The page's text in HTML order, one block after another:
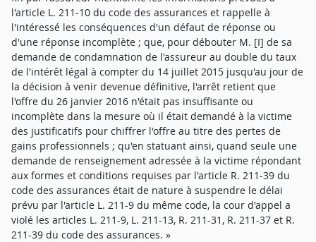
l'article L. 211-10 du code des assurances et rappelle à
l'intéressé les conséquences d'un défaut de réponse ou
d'une réponse incomplète ; que, pour débouter M. [I] de sa
demande de condamnation de l'assureur au double du taux
de l'intérêt légal à compter du 14 juillet 2015 jusqu'au jour de
la décision à venir devenue définitive, l'arrêt retient que
l'offre du 26 janvier 2016 n'était pas insuffisante ou
incomplète dans la mesure où il était demandé à la victime
des justificatifs pour chiffrer l'offre au titre des pertes de
gains professionnels ; qu'en statuant ainsi, quand seule une
demande de renseignement adressée à la victime répondant
aux formes et conditions requises par l'article R. 211-39 du
code des assurances était de nature à suspendre le délai
prévu par l'article L. 211-9 du même code, la cour d'appel a
violé les articles L. 211-9, L. 211-13, R. 211-31, R. 211-37 et R.
211-39 du code des assurances. »